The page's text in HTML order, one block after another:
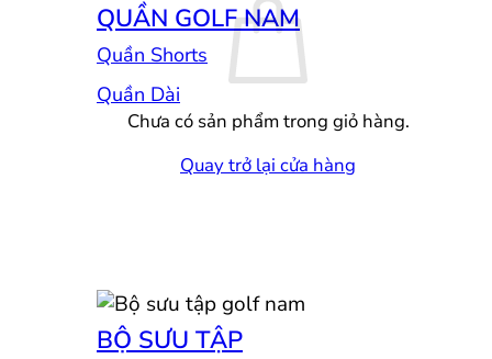
Chưa có sản phẩm trong giỏ hàng.
Quay trở lại cửa hàng
QUẦN GOLF NAM
Quần Shorts
Quần Dài
BỘ SƯU TẬP